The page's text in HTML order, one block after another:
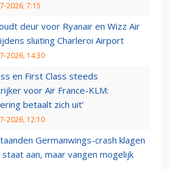
2026, 7:15
deur voor Ryanair en Wizz Air
sluiting Charleroi Airport
2026, 14:30
en First Class steeds
voor Air France-KLM:
betaalt zich uit’
2026, 12:10
Germanwings-crash klagen
aan, maar vangen mogelijk